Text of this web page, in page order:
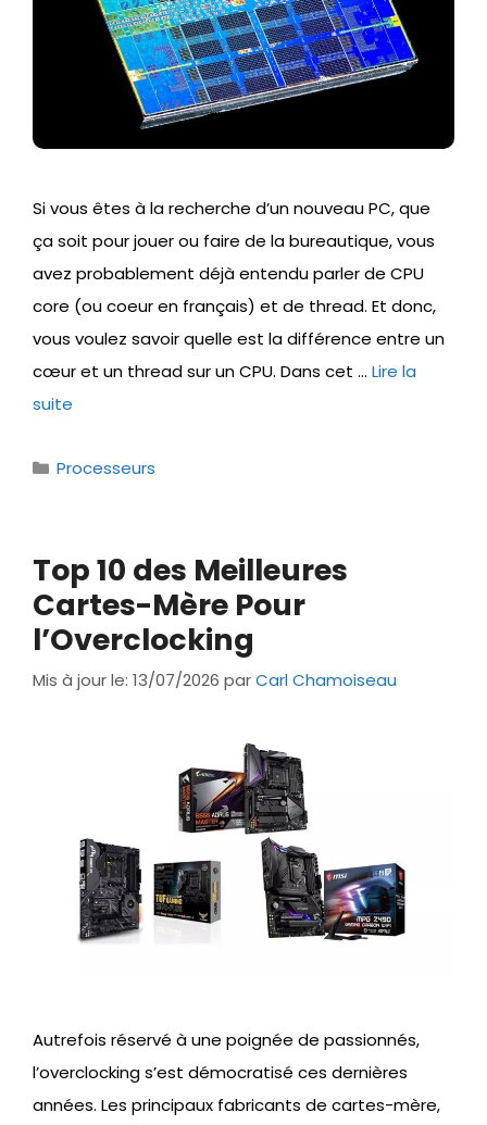
Si vous êtes à la recherche d’un nouveau PC, que
ça soit pour jouer ou faire de la bureautique, vous
avez probablement déjà entendu parler de CPU
core (ou coeur en français) et de thread. Et donc,
vous voulez savoir quelle est la différence entre un
cœur et un thread sur un CPU. Dans cet … Lire la
suite
Catégories
Processeurs
Top 10 des Meilleures
Cartes-Mère Pour
l’Overclocking
Mis à jour le: 13/07/2026 parCarl Chamoiseau
Autrefois réservé à une poignée de passionnés,
l’overclocking s’est démocratisé ces dernières
années. Les principaux fabricants de cartes-mère,